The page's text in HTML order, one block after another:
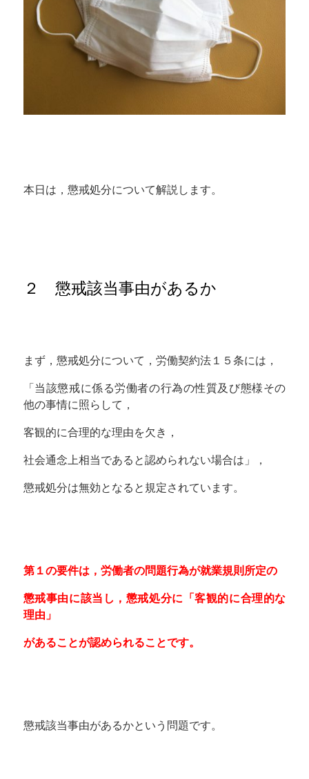
本日は，懲戒処分について解説します。
２ 懲戒該当事由があるか
まず，懲戒処分について，労働契約法１５条には，
「当該懲戒に係る労働者の行為の性質及び態様その
他の事情に照らして，
客観的に合理的な理由を欠き，
社会通念上相当であると認められない場合は」，
懲戒処分は無効となると規定されています。
第１の要件は，労働者の問題行為が就業規則所定の
懲戒事由に該当し，懲戒処分に「客観的に合理的な
理由」
があることが認められることです。
懲戒該当事由があるかという問題です。